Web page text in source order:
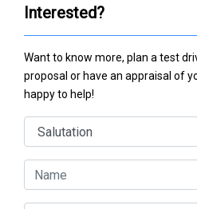
Interested?
Want to know more, plan a test
proposal or have an appraisal of
happy to help!